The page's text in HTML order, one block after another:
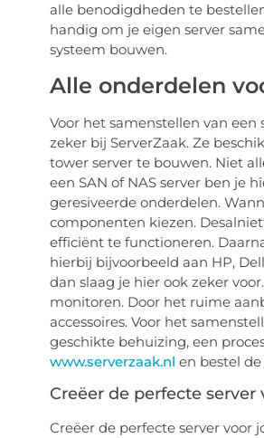
alle benodigdheden te
handig om je eigen server
systeem bouwen.
Alle onderdelen
Voor het samenstellen van
zeker bij ServerZaak. Ze
tower server te bouwen. Niet
een SAN of NAS server ben je
geresiveerde onderdelen.
componenten kiezen.
efficiënt te functioneren.
hierbij bijvoorbeeld aan HP,
dan slaag je hier ook zeker
monitoren. Door het ruime
accessoires. Voor het
geschikte behuizing, een
www.serverzaak.nl en bestel
Creëer de perfecte server
Creëer de perfecte server voor